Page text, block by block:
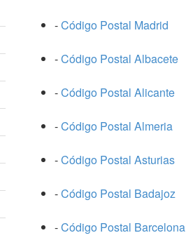
-Código Postal Madrid
-Código Postal Albacete
-Código Postal Alicante
-Código Postal Almeria
-Código Postal Asturias
-Código Postal Badajoz
-Código Postal Barcelona